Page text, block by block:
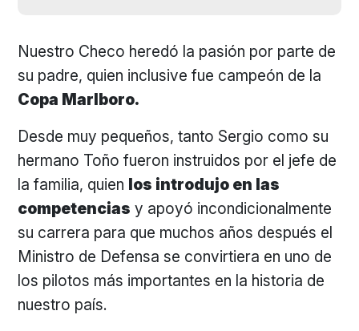
Nuestro Checo heredó la pasión por parte de
su padre, quien inclusive fue campeón de la
Copa Marlboro.
Desde muy pequeños, tanto Sergio como su
hermano Toño fueron instruidos por el jefe de
la familia, quien los introdujo en las
competencias y apoyó incondicionalmente
su carrera para que muchos años después el
Ministro de Defensa se convirtiera en uno de
los pilotos más importantes en la historia de
nuestro país.